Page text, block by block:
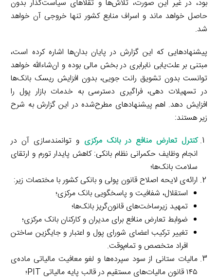
بود، در غیر این صورت، تلاش‌ها و تقلاهای سیاست‌گذار بدون
حاصل خواهد ماند و اسراف منابع کشور تنها خروجی آن خواهد
شد.
پیشنهادهایی که این گزارش در پایان بدان‌ها اشاره کرده است،
مبتنی بر علت‌یابی نابرابری در بخش مالی بوده و ان‌شاءالله خواهد
توانست بدون تشویق رانت جویی، بدون افزایش ریسک بانک‌ها
در تسهیلات دهی، فراگیری دسترسی به خدمات بازار پول را
افزایش دهد. اهم پیشنهادهای مطرح‌شده در این گزارش به شرح
زیر هستند:
کنترل تعارض منافع در بانک مرکزی و توانمندسازی آن در
انجام وظایف حکمرانی نظام بانکی: کاهش پایدار تورم و ارتقای
سلامت بانک‌ها؛
ارائه‌ی لایحه اصلاح قانون پولی و بانکی کشور با مختصات زیر:
استقلال، شفافیت و پاسخگویی بانک مرکزی؛
تمهید زیرساخت‌های قانون‌گریز بانک‌ها؛
ضوابط تعارض منافع برای مدیران و کارکنان بانک مرکزی؛
تغییر ترکیب اعضای شورای پول و اعتبار و جایگزین ساختن
افراد متخصص و تمام‌وقت.
مالیات ستانی از سود سپرده‌ها و لغو معافیت مالیاتی ماده‌ی
۱۴۵ قانون مالیات‌های مستقیم در قالب پایه مالیاتی PIT؛